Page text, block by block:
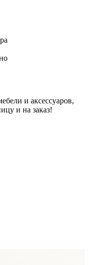
и аксессуаров,
и на заказ!